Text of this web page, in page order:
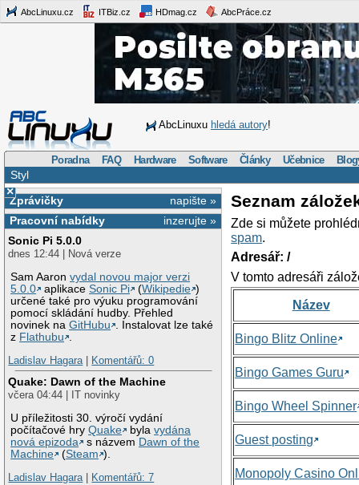
AbcLinuxu.cz ITBiz.cz HDmag.cz AbcPráce.cz
AbcLinuxu hledá autory!
Poradna FAQ Hardware Software Články Učebnice
Styl
×
napište »
Zprávičky
inzerujte »
Pracovní nabídky
Sonic Pi 5.0.0
dnes 12:44 | Nová verze
Sam Aaronvydal novou major verzi
5.0.0
aplikaceSonic Pi (Wikipedie )
určené také pro výuku programování
pomocí skládání hudby. Přehled
novinek naGitHubu
. Instalovat lze také
z Flathubu
Ladislav Hagara| Komentářů: 0
Quake: Dawn of the Machine
včera 04:44 | IT novinky
U příležitosti 30. výročí vydání
počítačové hryQuake bylavydána
nová epizoda
s názvem Dawn of the
Machine
(Steam ).
Ladislav Hagara| Komentářů: 7
Seznam
Zde si můžete
spam.
Adresář: /
V tomto adresáři
Název
Bingo Blitz Online
Bingo Games Guru
Bingo Wheel Spinner
Guest posting
Monopoly Casino